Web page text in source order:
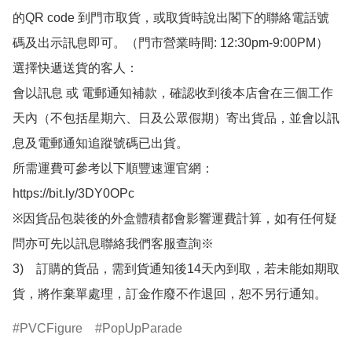
的QR code 到門市取貨，或取貨時說出閣下的聯絡電話號
碼及出示訊息即可。（門市營業時間: 12:30pm-9:00PM）
選擇快遞送貨的客人：
會以訊息 或 電郵通知補款，確認收到後本店會在三個工作
天內（不包括星期六、日及公眾假期）寄出貨品，並會以訊
息及電郵通知追蹤號碼已出貨。
所需運費可參考以下順豐速運官網：
https://bit.ly/3DY0OPc
※因貨品包裝後的外盒體積都會影響運費計算，如有任何疑
問亦可先以訊息聯絡我們客服查詢※
3)　訂購的貨品，需到貨通知後14天內到取，若未能如期取
貨，將作棄單處理，訂金作廢不作退回，恕不另行通知。
PVCFigure PopUpParade